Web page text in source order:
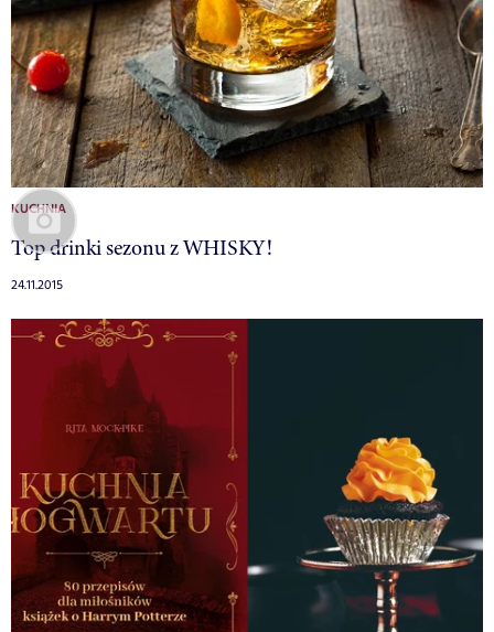
KUCHNIA
Top drinki sezonu z WHISKY!
24.11.2015